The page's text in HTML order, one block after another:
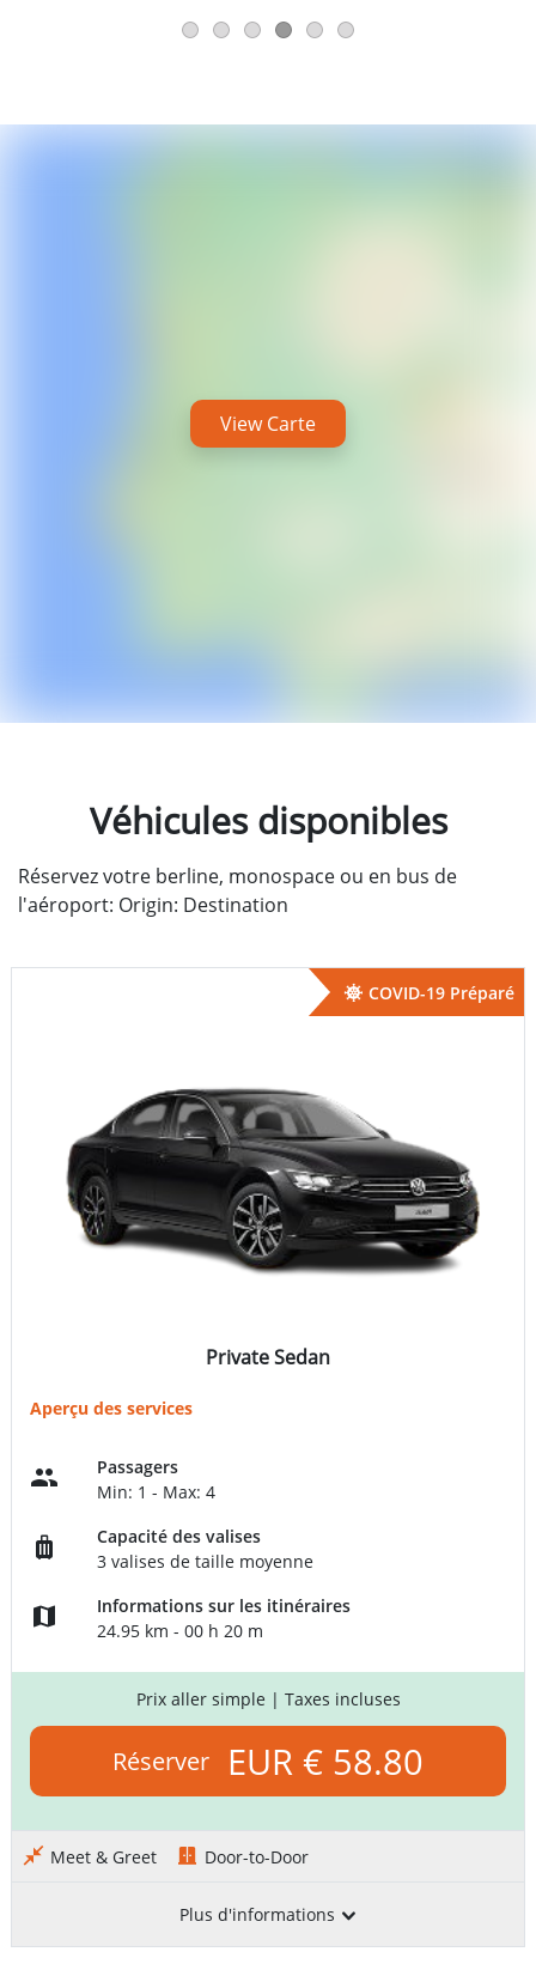
View Carte
Véhicules disponibles
Réservez votre berline, monospace ou en bus de
l'aéroport: Origin: Destination
COVID-19 Préparé
Private Sedan
Aperçu des services
Passagers
Min: 1 - Max: 4
Capacité des valises
3 valises de taille moyenne
Informations sur les itinéraires
24.95 km - 00 h 20 m
Prix aller simple | Taxes incluses
Réserver EUR € 58.80
Meet & Greet Door-to-Door
Plus d'informations